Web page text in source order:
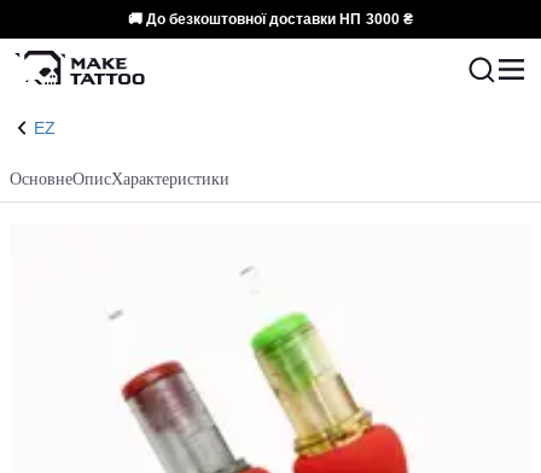
🚚 До безкоштовної доставки НП 3000 ₴
EZ
ОсновнеОписХарактеристики